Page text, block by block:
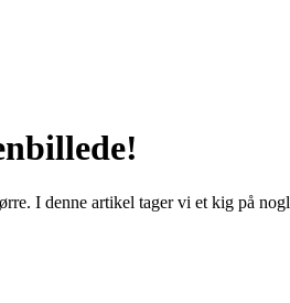
I denne artikel tager vi et kig på